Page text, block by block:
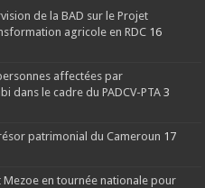
de la BAD sur le Projet
agricole en RDC 16
affectées par
dans le cadre du PADCV-PTA 3
patrimonial du Cameroun 17
Mezoe en tournée nationale pour